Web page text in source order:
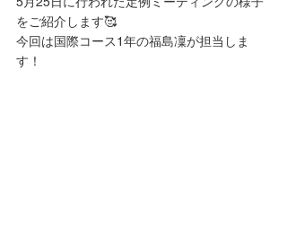
をご紹介します🥰
今回は国際コース1年の福島凜が担当しま
す！